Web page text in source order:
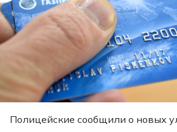
Полицейские сообщили о новых